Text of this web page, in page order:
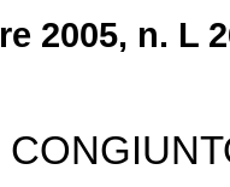
2005, n. L